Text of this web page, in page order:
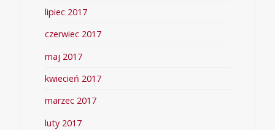
lipiec 2017
czerwiec 2017
maj 2017
kwiecień 2017
marzec 2017
luty 2017